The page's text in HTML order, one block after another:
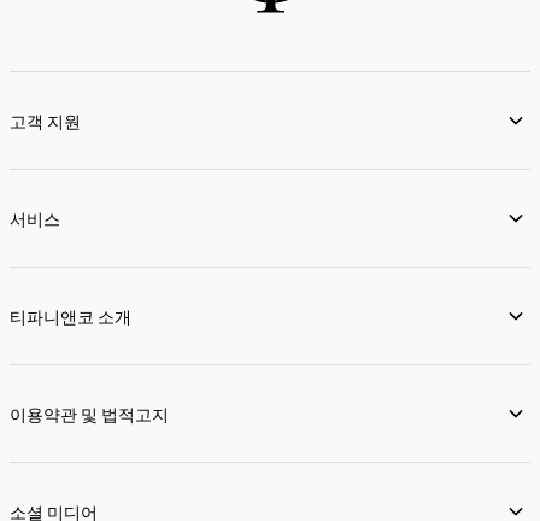
고객 지원
서비스
티파니앤코 소개
이용약관 및 법적고지
소셜 미디어